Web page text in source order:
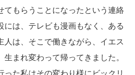
てもらうことになったという連絡
には、テレビも漫画もなく、ある
人は、そこで働きながら、イエス
まれ変わって帰ってきました。
った私はその変わり様にビックリ